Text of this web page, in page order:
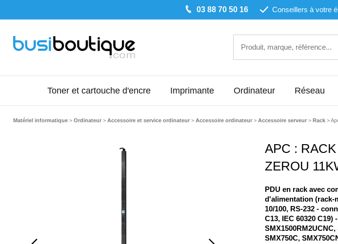
03 88 70 50 16 Conseillers à votre
Toner et cartouche d'encre Imprimante Ordinateur Réseau
Matériel informatique > Ordinateur > Accessoire et service ordinateur > Accessoire ordinateur > Accessoire serveur > Rack>
APC :
ZEROU
PDU en rack avec
d'alimentation (rack-
10/100, RS-232 -
C13, IEC 60320
SMX750C,